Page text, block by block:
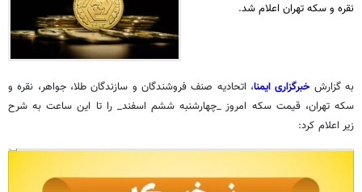
نقره و سکه تهران اعلام شد.
به گزارش خبرگزاری ایمنا، اتحادیه صنف فروشندگان و سازندگان طلا، جواهر، نقره و
سکه تهران، قیمت سکه امروز _چهارشنبه ششم اسفند_ را تا این ساعت به شرح
زیر اعلام کرد: